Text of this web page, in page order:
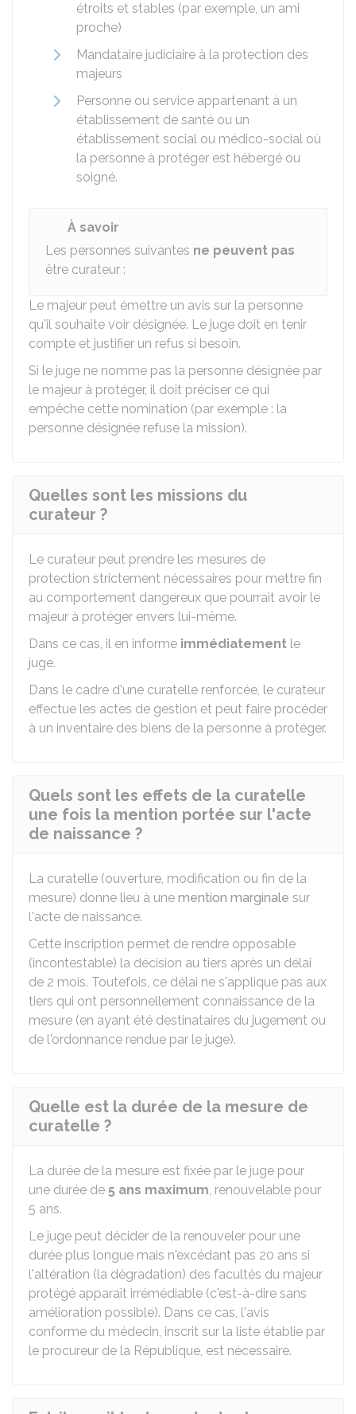
étroits et stables (par exemple, un ami
proche)
Mandataire judiciaire à la protection des
majeurs
Personne ou service appartenant à un
établissement de santé ou un
établissement social ou médico-social où
la personne à protéger est hébergé ou
soigné.
À savoir
Les personnes suivantes ne peuvent pas
être curateur :
Le majeur peut émettre un avis sur la personne
qu'il souhaite voir désignée. Le juge doit en tenir
compte et justifier un refus si besoin.
Si le juge ne nomme pas la personne désignée par
le majeur à protéger, il doit préciser ce qui
empêche cette nomination (par exemple : la
personne désignée refuse la mission).
Quelles sont les missions du
curateur ?
Le curateur peut prendre les mesures de
protection strictement nécessaires pour mettre fin
au comportement dangereux que pourrait avoir le
majeur à protéger envers lui-même.
Dans ce cas, il en informe immédiatement le
juge.
Dans le cadre d'une curatelle renforcée, le curateur
effectue les actes de gestion et peut faire procéder
à un inventaire des biens de la personne à protéger.
Quels sont les effets de la curatelle
une fois la mention portée sur l'acte
de naissance ?
La curatelle (ouverture, modification ou fin de la
mesure) donne lieu à une mention marginale sur
l'acte de naissance.
Cette inscription permet de rendre opposable
(incontestable) la décision au tiers après un délai
de 2 mois. Toutefois, ce délai ne s'applique pas aux
tiers qui ont personnellement connaissance de la
mesure (en ayant été destinataires du jugement ou
de l'ordonnance rendue par le juge).
Quelle est la durée de la mesure de
curatelle ?
La durée de la mesure est fixée par le juge pour
une durée de 5 ans maximum, renouvelable pour
5 ans.
Le juge peut décider de la renouveler pour une
durée plus longue mais n'excédant pas 20 ans si
l'altération (la dégradation) des facultés du majeur
protégé apparaît irrémédiable (c'est-à-dire sans
amélioration possible). Dans ce cas, l'avis
conforme du médecin, inscrit sur la liste établie par
le procureur de la République, est nécessaire.